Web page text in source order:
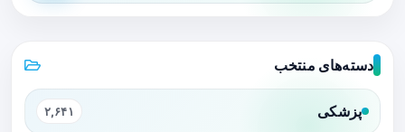
دسته‌های منتخب
پزشکی ۲,۶۴۱